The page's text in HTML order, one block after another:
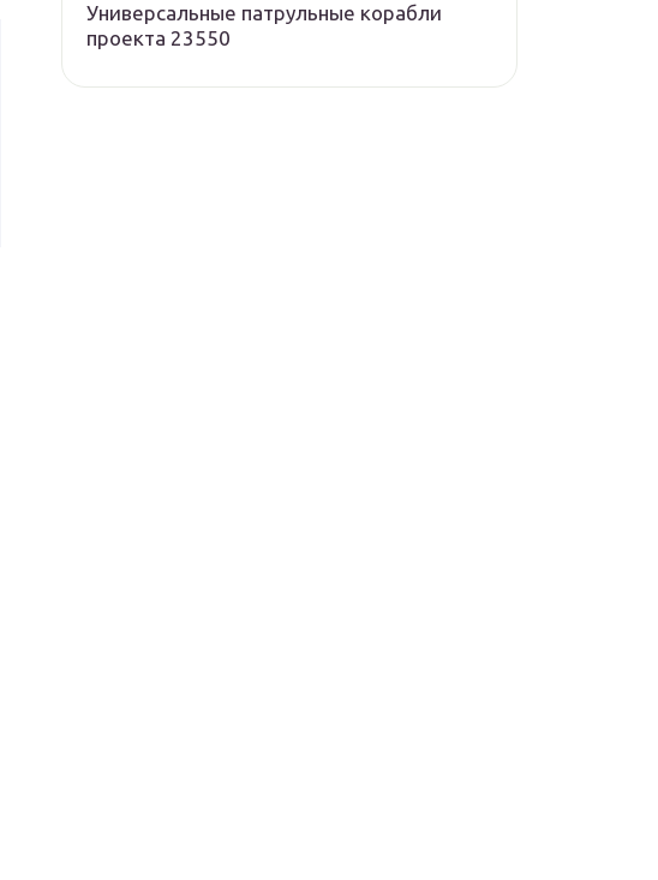
Универсальные патрульные корабли
проекта 23550